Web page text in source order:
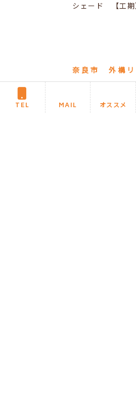
シェード 【工
2018/11/10
【リフォーム内
TEL MAIL オススメ